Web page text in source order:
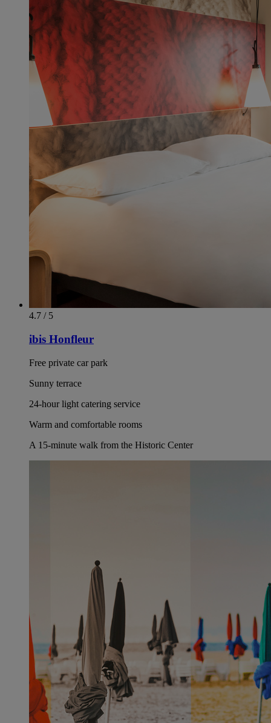
4.7 / 5
ibis Honfleur
Free private car park
Sunny terrace
24-hour light catering service
Warm and comfortable rooms
A 15-minute walk from the Historic Center